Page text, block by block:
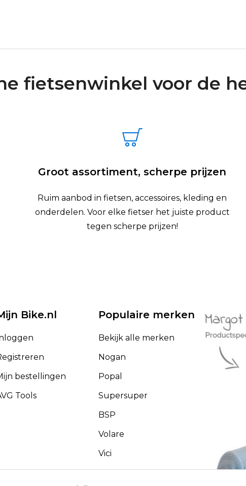
fietsenwinkel voor de
Groot assortiment, scherpe prijzen
Ruim aanbod in fietsen, accessoires, kleding en
onderdelen. Voor elke fietser het juiste product
tegen scherpe prijzen!
Bike.nl
bestellingen
Tools
Populaire merken
Bekijk alle merken
Nogan
Popal
Supersuper
BSP
Volare
Vici